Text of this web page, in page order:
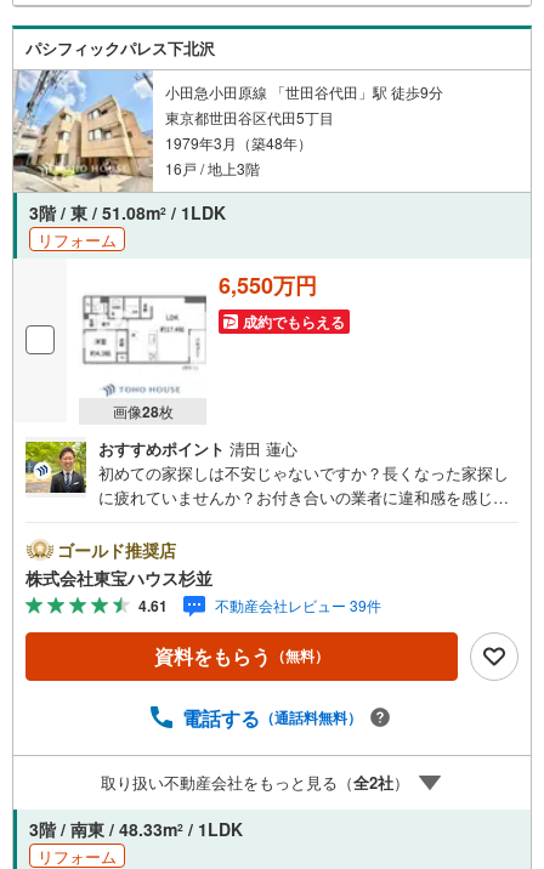
「室内・現地を見学する（無料）」ボタンよりご希望の日
時をご記入いただけますとスムーズにご案内が可能です。
【ウィル不動産販売はここが強み】（1）住宅ローンに精通
しており、社内にローン専門部署があります！（2）施工実
績多数のリフォーム部門も社内にあります！（3）定休日な
し！
パシフィックパレス下北沢
小田急小田原線 「世田谷代田」駅 徒歩9分
東京都世田谷区代田5丁目
1979年3月（築48年）
16戸 / 地上3階
3階 / 東 / 51.08m2 / 1LDK
リフォーム
画像28枚
6,550万円
成約でもらえる
おすすめポイント 清田 蓮心
初めての家探しは不安じゃないですか？長くなった家探し
に疲れていませんか？お付き合いの業者に違和感を感じて
したプロが、何のしがらみもなく、お客様の理想の物件を
お探しします。東宝ハウス杉並【（FD）:】ご見学希望の物
件以外も併せてご案内させていただきます。遠慮なくご希
望をお伝えくださいませ。■ご見学について■【営業時間 9:
00～21:00】人気物件は特に問い合わせが集中するため、お
早めにお電話くださいませ。「室内・現地を見学する」ボ
TOHO HOUSE CLUB■弊社で売買されたお客様はTOHO H
の見直しや借り換えなど、オンラインでやりとりができま
す。■FPによるファイナンシャルライフサポート■ファイナ
ンシャルプランナーが住宅ローン、保険・税金、資産運
用、相続などの対策をアドバイスを致します。
ゴールド推奨店
株式会社東宝ハウス杉並
4.61 不動産会社レビュー 39件
資料をもらう （無料）
電話する （通話料無料）
取り扱い不動産会社をもっと見る（全2社）
3階 / 南東 / 48.33m2 / 1LDK
リフォーム